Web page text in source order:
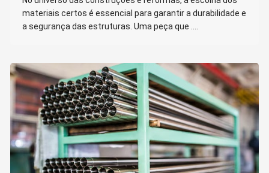
materiais certos é essencial para garantir a durabilidade e
a segurança das estruturas. Uma peça que ….